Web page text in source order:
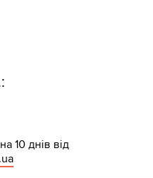
10 днів від